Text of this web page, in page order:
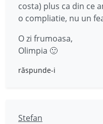
costa) plus ca din ce
o compliatie, nu un
O zi frumoasa,
Olimpia 🙂
răspunde-i
Stefan